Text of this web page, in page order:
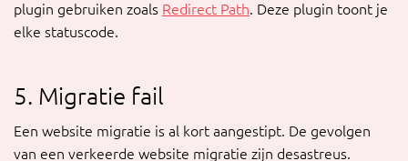
plugin gebruiken zoals Redirect Path. Deze plugin toont je
elke statuscode.
5. Migratie fail
Een website migratie is al kort aangestipt. De gevolgen
van een verkeerde website migratie zijn desastreus.